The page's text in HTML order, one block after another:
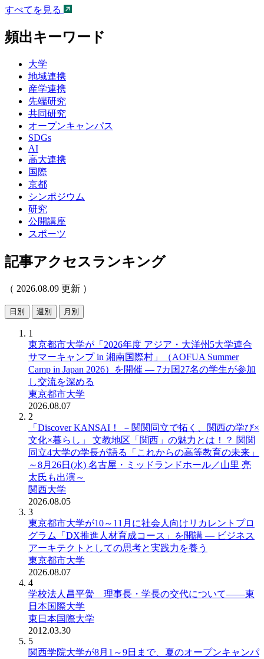
すべてを見る
頻出キーワード
大学
地域連携
産学連携
先端研究
共同研究
オープンキャンパス
SDGs
AI
高大連携
国際
京都
シンポジウム
研究
公開講座
スポーツ
記事アクセスランキング
（ 2026.08.09 更新 ）
日別 週別 月別
1
東京都市大学が「2026年度 アジア・大洋州5大学連合
サマーキャンプ in 湘南国際村」（AOFUA Summer
Camp in Japan 2026）を開催 ― 7カ国27名の学生が参加
し交流を深める
東京都市大学
2026.08.07
2
「Discover KANSAI！ －関関同立で拓く、関西の学び×
文化×暮らし」 文教地区「関西」の魅力とは！？ 関関
同立4大学の学長が語る「これからの高等教育の未来」
～8月26日(水) 名古屋・ミッドランドホール／山里 亮
太氏も出演～
関西大学
2026.08.05
3
東京都市大学が10～11月に社会人向けリカレントプロ
グラム「DX推進人材育成コース」を開講 ― ビジネス
アーキテクトとしての思考と実践力を養う
東京都市大学
2026.08.07
4
学校法人昌平黌 理事長・学長の交代について――東
日本国際大学
東日本国際大学
2012.03.30
5
関西学院大学が8月1～9日まで、夏のオープンキャンパ